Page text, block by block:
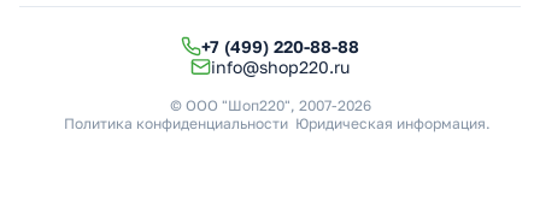
+7 (499) 220-88-88
info@shop220.ru
© ООО "Шоп220", 2007-2026
Политика конфиденциальности Юридическая информация.